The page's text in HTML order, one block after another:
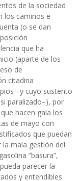
de la sociedad
los caminos e
(o se dan
que ha
(aparte de los
de
citadina
–y cuyo sustento
paralizado–), por
hacen gala los
de mayo con
que puedan
mala gestión del
“basura”,
parecer la
y entendibles